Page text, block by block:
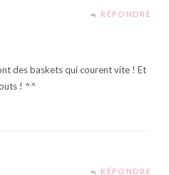
RÉPONDRE
des baskets qui courent vite ! Et
! ^^
RÉPONDRE